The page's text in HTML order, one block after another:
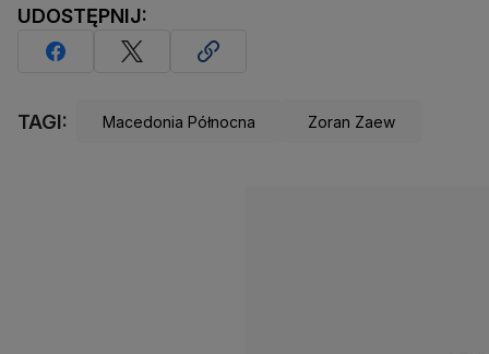
UDOSTĘPNIJ:
TAGI: Macedonia Północna Zoran Zaew